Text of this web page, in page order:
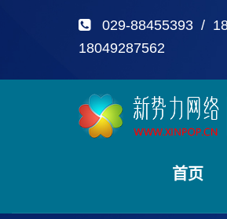
029-88455393 /
18049287562
首页